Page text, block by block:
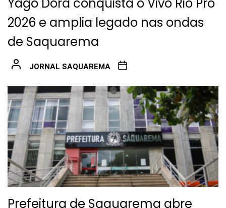
2026 e amplia legado nas ondas
de Saquarema
JORNAL SAQUAREMA
Prefeitura de Saquarema abre